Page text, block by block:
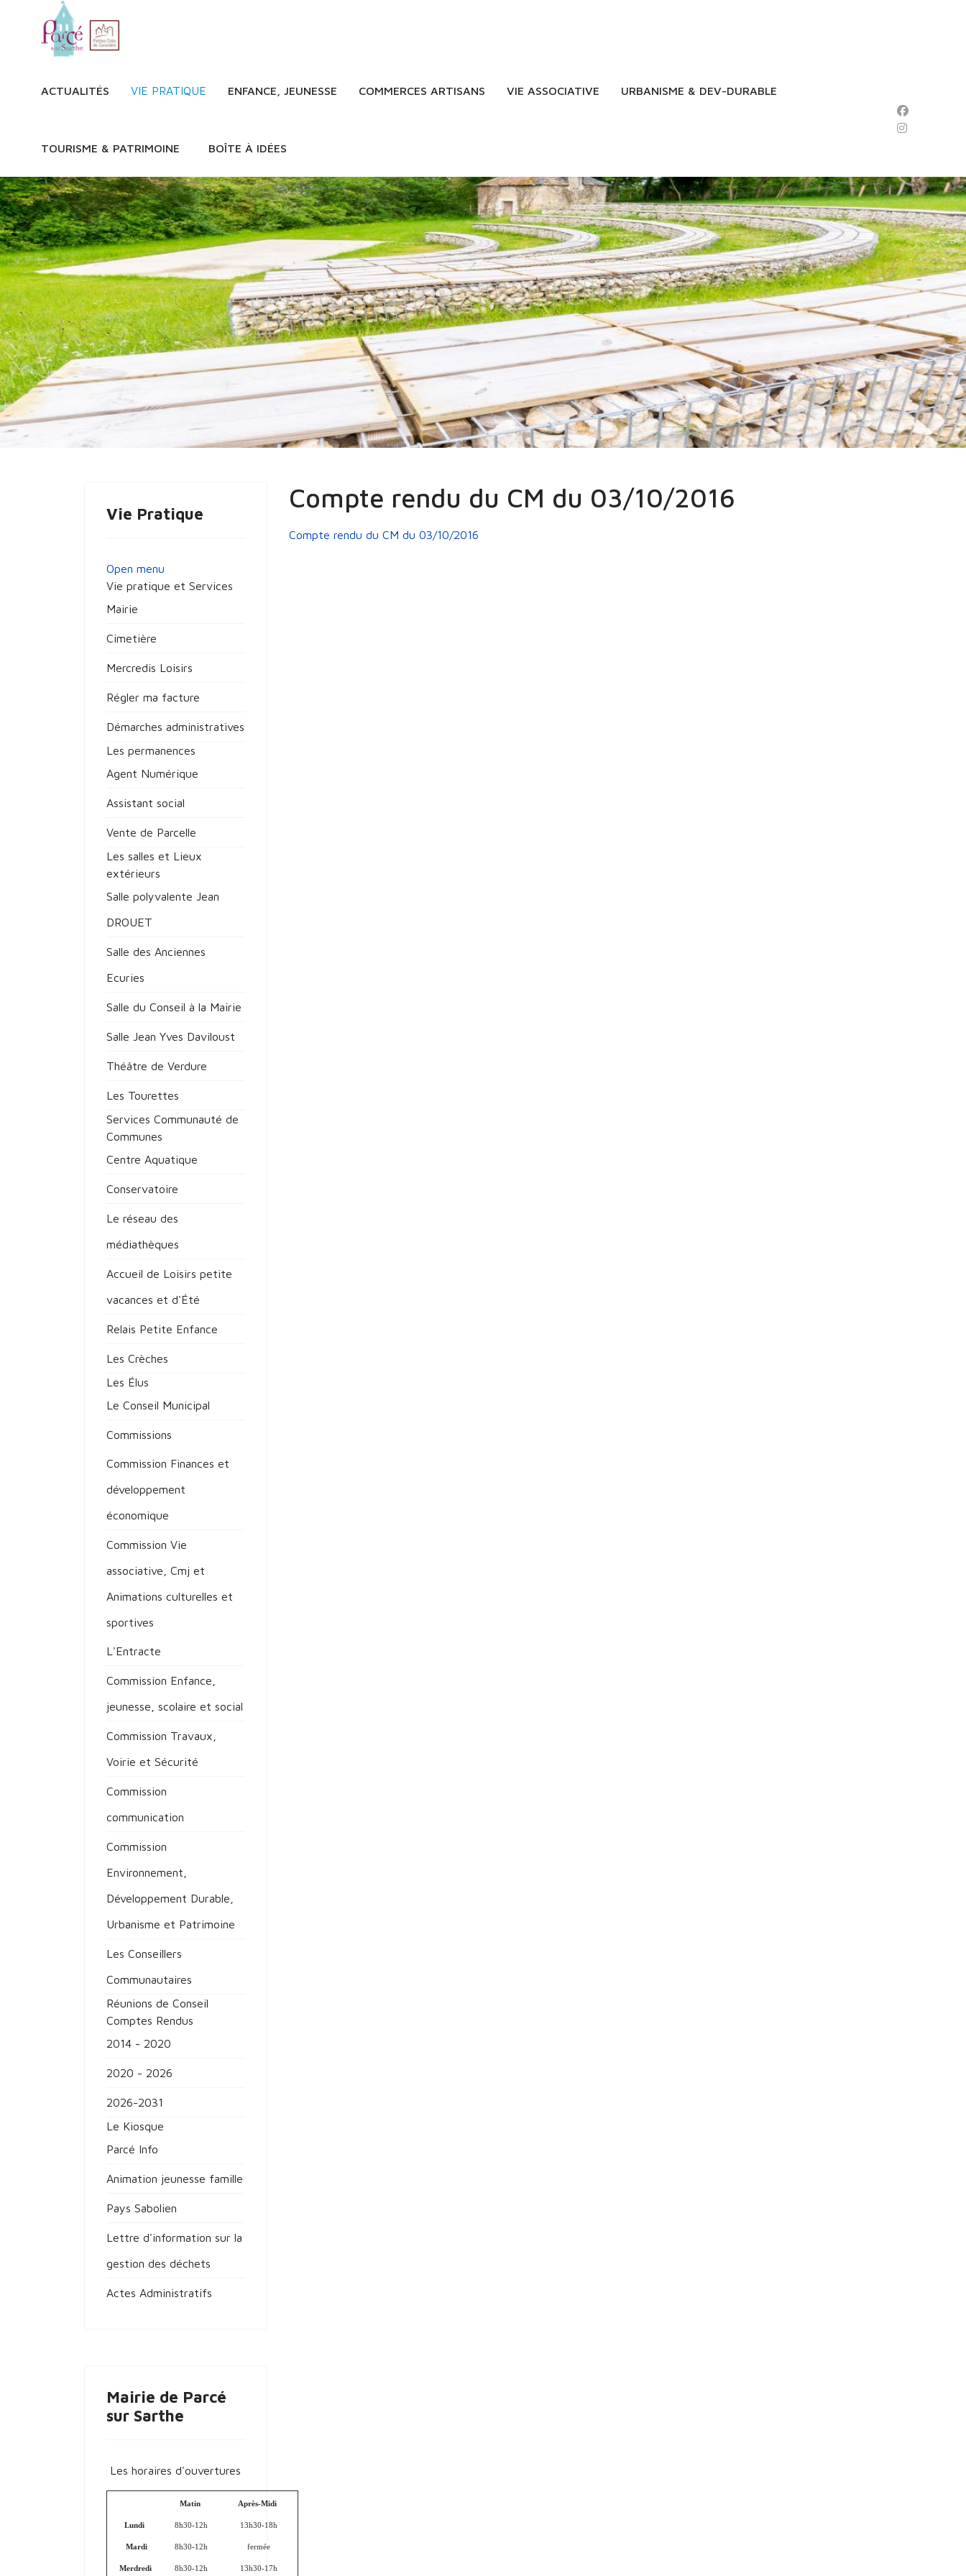
ACTUALITÉS VIE PRATIQUE ENFANCE, JEUNESSE COMMERCES ARTISANS VIE ASSOCIATIVE URBANISME & DEV-DURABLE
TOURISME & PATRIMOINE BOÎTE À IDÉES
Vous êtes ici : Réunions de Conseil Comptes Rendus Compte rendu du CM du 03/10/2016
Vie Pratique
Open menu
Vie pratique et Services
Mairie
Cimetière
Mercredis Loisirs
Régler ma facture
Démarches administratives
Les permanences
Agent Numérique
Assistant social
Vente de Parcelle
Les salles et Lieux
extérieurs
Salle polyvalente Jean
DROUET
Salle des Anciennes
Ecuries
Salle du Conseil à la Mairie
Salle Jean Yves Daviloust
Théâtre de Verdure
Les Tourettes
Services Communauté de
Communes
Centre Aquatique
Conservatoire
Le réseau des
médiathèques
Accueil de Loisirs petite
vacances et d'Été
Relais Petite Enfance
Les Crèches
Les Élus
Le Conseil Municipal
Commissions
Commission Finances et
développement
économique
Commission Vie
associative, Cmj et
Animations culturelles et
sportives
L'Entracte
Commission Enfance,
jeunesse, scolaire et social
Commission Travaux,
Voirie et Sécurité
Commission
communication
Commission
Environnement,
Développement Durable,
Urbanisme et Patrimoine
Les Conseillers
Communautaires
Réunions de Conseil
Comptes Rendus
2014 - 2020
2020 - 2026
2026-2031
Le Kiosque
Parcé Info
Animation jeunesse famille
Pays Sabolien
Lettre d'information sur la
gestion des déchets
Actes Administratifs
Mairie de Parcé
sur Sarthe
Les horaires d'ouvertures
Matin Après-Midi
Lundi 8h30-12h 13h30-18h
Mardi 8h30-12h fermée
Merdredi 8h30-12h 13h30-17h
Compte rendu du CM du 03/10/2016
Compte rendu du CM du 03/10/2016